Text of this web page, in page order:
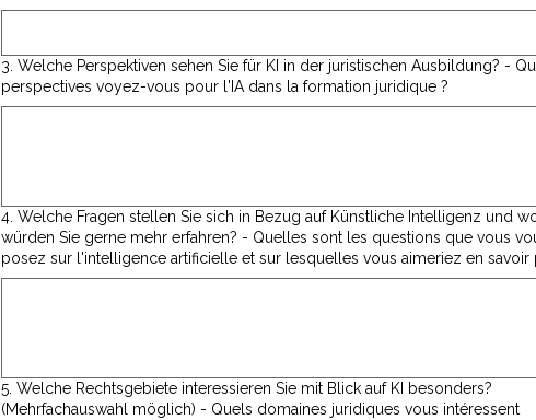
3. Welche Perspektiven sehen Sie für KI in der juristischen Ausbildung? - Quelles
perspectives voyez-vous pour l'IA dans la formation juridique ?
4. Welche Fragen stellen Sie sich in Bezug auf Künstliche Intelligenz und
würden Sie gerne mehr erfahren? - Quelles sont les questions que vous
posez sur l'intelligence artificielle et sur lesquelles vous aimeriez en savoir
5. Welche Rechtsgebiete interessieren Sie mit Blick auf KI besonders?
(Mehrfachauswahl möglich) - Quels domaines juridiques vous intéressent